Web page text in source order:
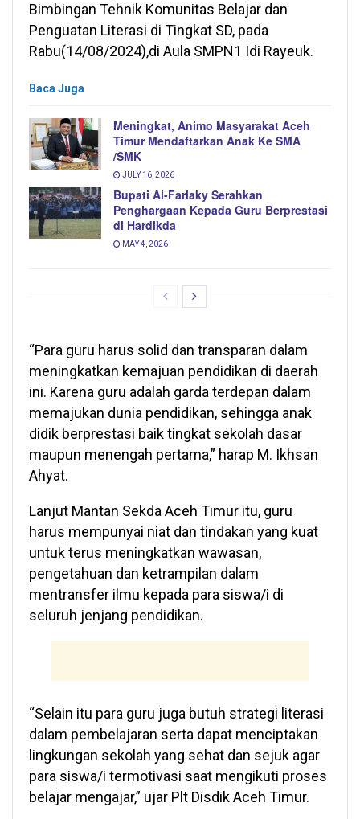
Bimbingan Tehnik Komunitas Belajar dan
Penguatan Literasi di Tingkat SD, pada
Rabu(14/08/2024),di Aula SMPN1 Idi Rayeuk.
Baca Juga
Meningkat, Animo Masyarakat Aceh
Timur Mendaftarkan Anak Ke SMA
/SMK
JULY 16, 2026
Bupati Al-Farlaky Serahkan
Penghargaan Kepada Guru Berprestasi
di Hardikda
MAY 4, 2026
“Para guru harus solid dan transparan dalam
meningkatkan kemajuan pendidikan di daerah
ini. Karena guru adalah garda terdepan dalam
memajukan dunia pendidikan, sehingga anak
didik berprestasi baik tingkat sekolah dasar
maupun menengah pertama,” harap M. Ikhsan
Ahyat.
Lanjut Mantan Sekda Aceh Timur itu, guru
harus mempunyai niat dan tindakan yang kuat
untuk terus meningkatkan wawasan,
pengetahuan dan ketrampilan dalam
mentransfer ilmu kepada para siswa/i di
seluruh jenjang pendidikan.
“Selain itu para guru juga butuh strategi literasi
dalam pembelajaran serta dapat menciptakan
lingkungan sekolah yang sehat dan sejuk agar
para siswa/i termotivasi saat mengikuti proses
belajar mengajar,” ujar Plt Disdik Aceh Timur.